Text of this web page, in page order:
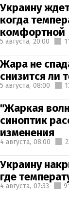
Украину
когда
комфортной
5 августа, 20:00
Жара не
снизится ли
5 августа, 08:00
"Жаркая
синоптик
изменения
4 августа, 08:00
Украину
где
4 августа, 07:33